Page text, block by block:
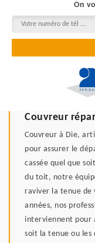
On
Couvreur
Couvreur à Die,
pour assurer le
cassée quel que
du toit, notre
raviver la tenue de
années, nos
interviennent pour
soit la tenue ou les